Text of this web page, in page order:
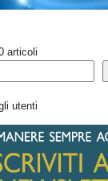
articoli
utenti